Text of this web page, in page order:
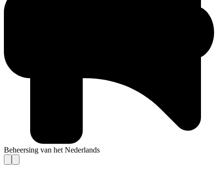
Beheersing van het Nederlands